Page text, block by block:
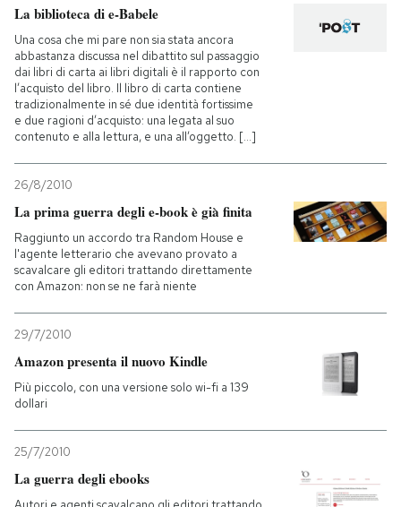
Entra
La biblioteca di e-Babele
Una cosa che mi pare non sia stata ancora
abbastanza discussa nel dibattito sul passaggio
dai libri di carta ai libri digitali è il rapporto con
l’acquisto del libro. Il libro di carta contiene
tradizionalmente in sé due identità fortissime
e due ragioni d’acquisto: una legata al suo
contenuto e alla lettura, e una all’oggetto. [...]
26/8/2010
La prima guerra degli e-book è già finita
Raggiunto un accordo tra Random House e
l'agente letterario che avevano provato a
scavalcare gli editori trattando direttamente
con Amazon: non se ne farà niente
29/7/2010
Amazon presenta il nuovo Kindle
Più piccolo, con una versione solo wi-fi a 139
dollari
25/7/2010
La guerra degli ebooks